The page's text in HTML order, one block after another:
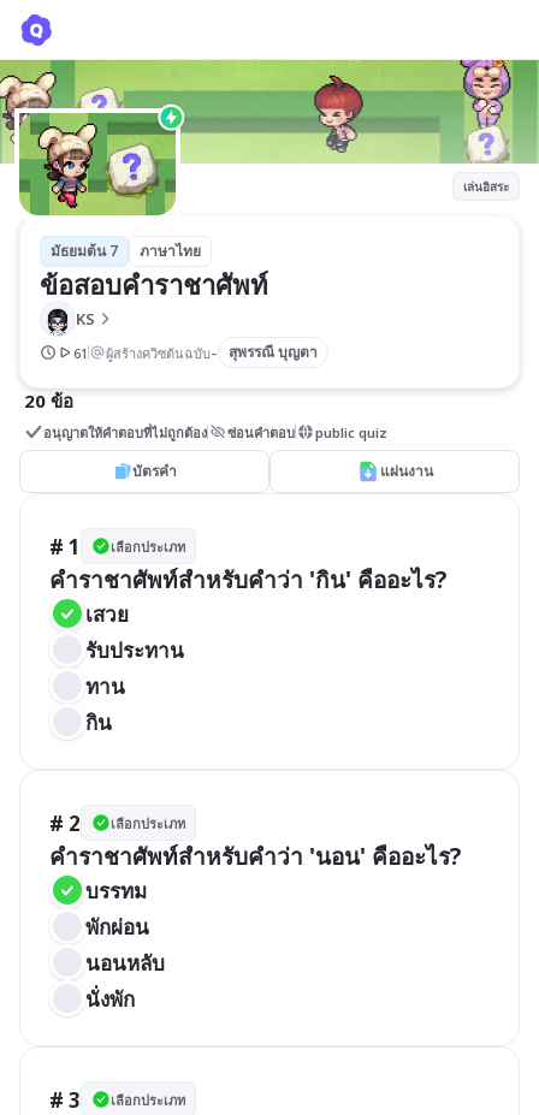
เล่นอิสระ
มัธยมต้น 7 ภาษาไทย
ข้อสอบคำราชาศัพท์
KS
61 ผู้สร้างควิซต้นฉบับ- สุพรรณี บุญตา
20 ข้อ
อนุญาตให้คำตอบที่ไม่ถูกต้อง ซ่อนคำตอบ public quiz
บัตรคำ แผ่นงาน
# 1 เลือกประเภท
คำราชาศัพท์สำหรับคำว่า 'กิน' คืออะไร?
เสวย
รับประทาน
ทาน
กิน
# 2 เลือกประเภท
คำราชาศัพท์สำหรับคำว่า 'นอน' คืออะไร?
บรรทม
พักผ่อน
นอนหลับ
นั่งพัก
# 3 เลือกประเภท